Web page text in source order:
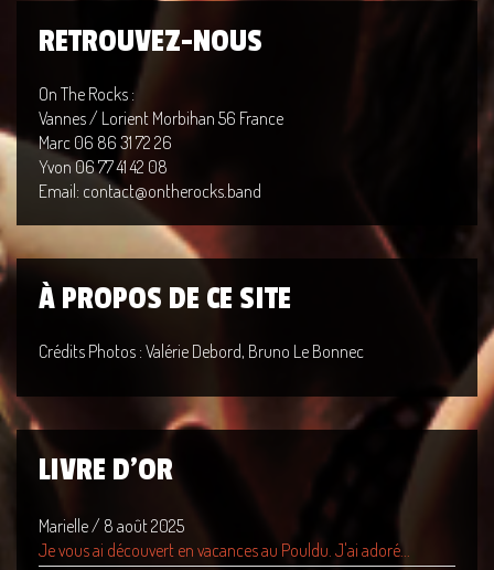
RETROUVEZ-NOUS
On The Rocks :
Vannes / Lorient Morbihan 56 France
Marc 06 86 31 72 26
Yvon 06 77 41 42 08
Email: contact@ontherocks.band
À PROPOS DE CE SITE
Crédits Photos : Valérie Debord, Bruno Le Bonnec
LIVRE D'OR
Marielle/ 8 août 2025
Je vous ai découvert en vacances au Pouldu. J'ai adoré...